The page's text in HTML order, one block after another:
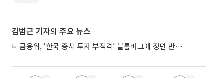
김범근 기자의 주요 뉴스
금융위, ‘한국 증시 투자 부적격’ 블룸버그에 정면 반박…“근거 불분명”